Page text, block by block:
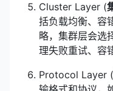
Cluster Layer (
括负载均衡、容
略，集群层会选
理失败重试、容
Protocol Layer (